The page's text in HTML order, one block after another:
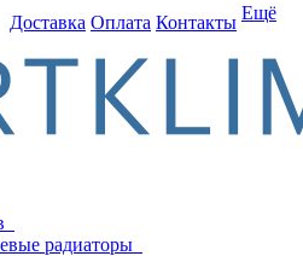
Доставка Оплата Контакты Ещё
радиаторы